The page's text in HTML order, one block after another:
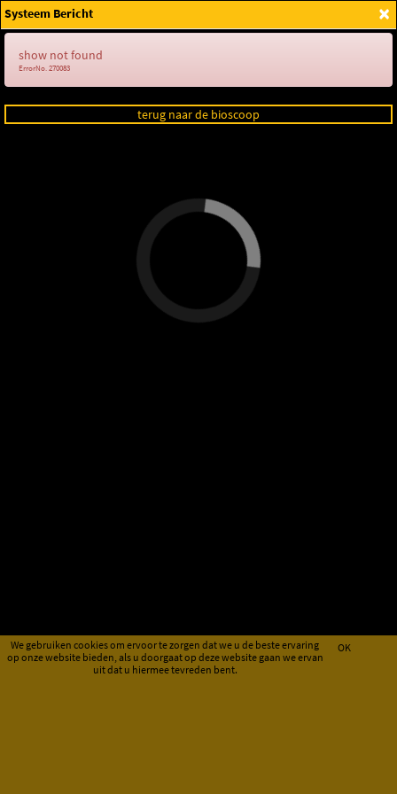
Login
We gebruiken cookies om ervoor te zorgen dat we u de beste ervaring
op onze website bieden, als u doorgaat op deze website gaan we ervan
uit dat u hiermee tevreden bent.
OK
×
Systeem Bericht
show not found
ErrorNo. 270083
terug naar de bioscoop